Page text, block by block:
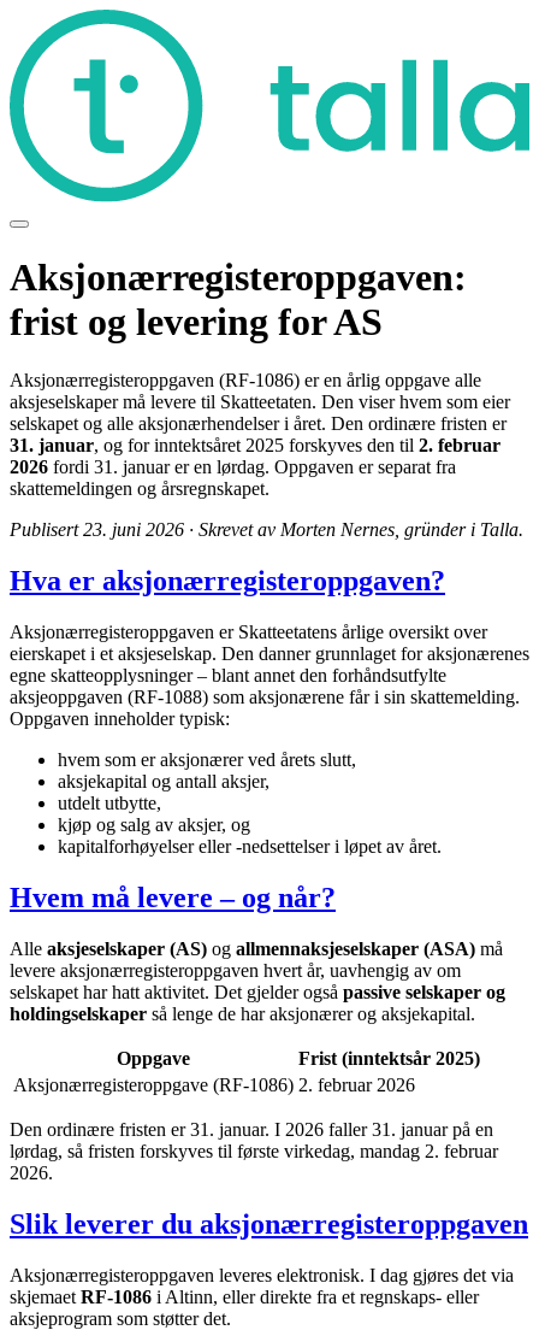
Aksjonærregisteroppgaven:
frist og levering for AS
Aksjonærregisteroppgaven (RF-1086) er en årlig oppgave alle
aksjeselskaper må levere til Skatteetaten. Den viser hvem som eier
selskapet og alle aksjonærhendelser i året. Den ordinære fristen er
31. januar, og for inntektsåret 2025 forskyves den til 2. februar
2026 fordi 31. januar er en lørdag. Oppgaven er separat fra
skattemeldingen og årsregnskapet.
Publisert 23. juni 2026 · Skrevet av Morten Nernes, gründer i Talla.
Hva er aksjonærregisteroppgaven?
Aksjonærregisteroppgaven er Skatteetatens årlige oversikt over
eierskapet i et aksjeselskap. Den danner grunnlaget for aksjonærenes
egne skatteopplysninger – blant annet den forhåndsutfylte
aksjeoppgaven (RF-1088) som aksjonærene får i sin skattemelding.
Oppgaven inneholder typisk:
hvem som er aksjonærer ved årets slutt,
aksjekapital og antall aksjer,
utdelt utbytte,
kjøp og salg av aksjer, og
kapitalforhøyelser eller -nedsettelser i løpet av året.
Hvem må levere – og når?
Alle aksjeselskaper (AS) og allmennaksjeselskaper (ASA) må
levere aksjonærregisteroppgaven hvert år, uavhengig av om
selskapet har hatt aktivitet. Det gjelder også passive selskaper og
holdingselskaper så lenge de har aksjonærer og aksjekapital.
Oppgave
Frist (inntektsår 2025)
Aksjonærregisteroppgave (RF-1086) 2. februar 2026
Den ordinære fristen er 31. januar. I 2026 faller 31. januar på en
lørdag, så fristen forskyves til første virkedag, mandag 2. februar
2026.
Slik leverer du aksjonærregisteroppgaven
Aksjonærregisteroppgaven leveres elektronisk. I dag gjøres det via
skjemaet RF-1086 i Altinn, eller direkte fra et regnskaps- eller
aksjeprogram som støtter det.